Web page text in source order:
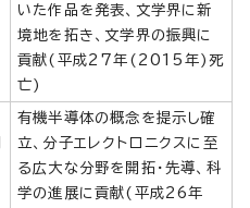
いた作品を発表、文学界に新
境地を拓き、文学界の振興に
貢献(平成27年(2015年)死
亡)
有機半導体の概念を提示し確
立、分子エレクトロニクスに至
る広大な分野を開拓・先導、科
学の進展に貢献(平成26年